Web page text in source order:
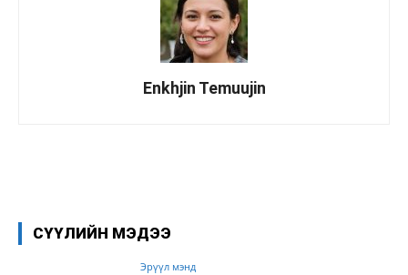
Enkhjin Temuujin
СҮҮЛИЙН МЭДЭЭ
Эрүүл мэнд